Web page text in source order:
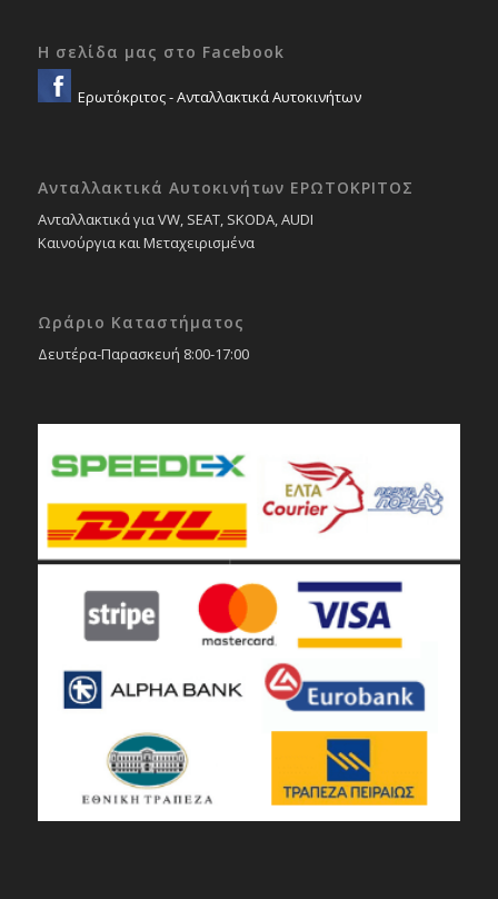
Η σελίδα μας στο Facebook
Ερωτόκριτος - Ανταλλακτικά Αυτοκινήτων
Ανταλλακτικά Αυτοκινήτων ΕΡΩΤΟΚΡΙΤΟΣ
Ανταλλακτικά για VW, SEAT, SKODA, AUDI
Καινούργια και Μεταχειρισμένα
Ωράριο Καταστήματος
Δευτέρα-Παρασκευή 8:00-17:00